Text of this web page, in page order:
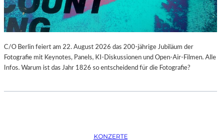
C/O Berlin feiert am 22. August 2026 das 200-jährige Jubiläum der
Fotografie mit Keynotes, Panels, KI-Diskussionen und Open-Air-Filmen. Alle
Infos. Warum ist das Jahr 1826 so entscheidend für die Fotografie?
KONZERTE